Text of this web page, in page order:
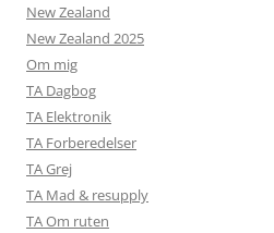
New Zealand
New Zealand 2025
Om mig
TA Dagbog
TA Elektronik
TA Forberedelser
TA Grej
TA Mad & resupply
TA Om ruten